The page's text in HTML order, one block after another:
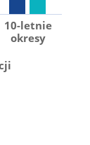
10-letnie
okresy